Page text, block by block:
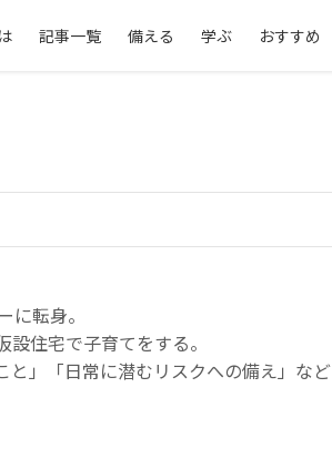
記事一覧 備える 学ぶ おすすめ
転身。
住宅で子育てをする。
」「日常に潜むリスクへの備え」など